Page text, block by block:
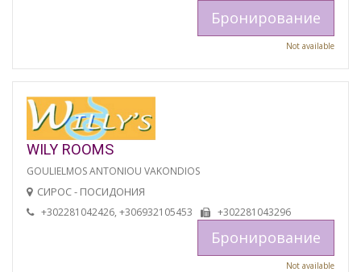
Бронирование
Not available
WILY ROOMS
GOULIELMOS ANTONIOU VAKONDIOS
СИРОС - ПОСИДОНИЯ
+302281042426, +306932105453 +302281043296
Бронирование
Not available